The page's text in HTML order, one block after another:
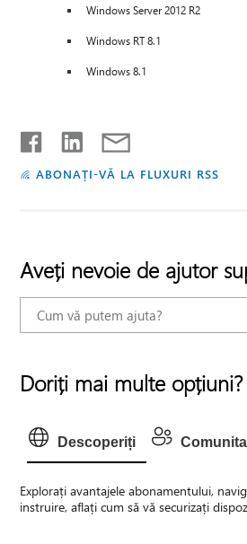
Windows Server 2012 R2
Windows RT 8.1
Windows 8.1
ABONAȚI-VĂ LA FLUXURI RSS
Aveți nevoie de ajutor
Doriți mai multe opțiuni?
Descoperiți
Explorați avantajele abonamentului,
instruire, aflați cum să vă securizați